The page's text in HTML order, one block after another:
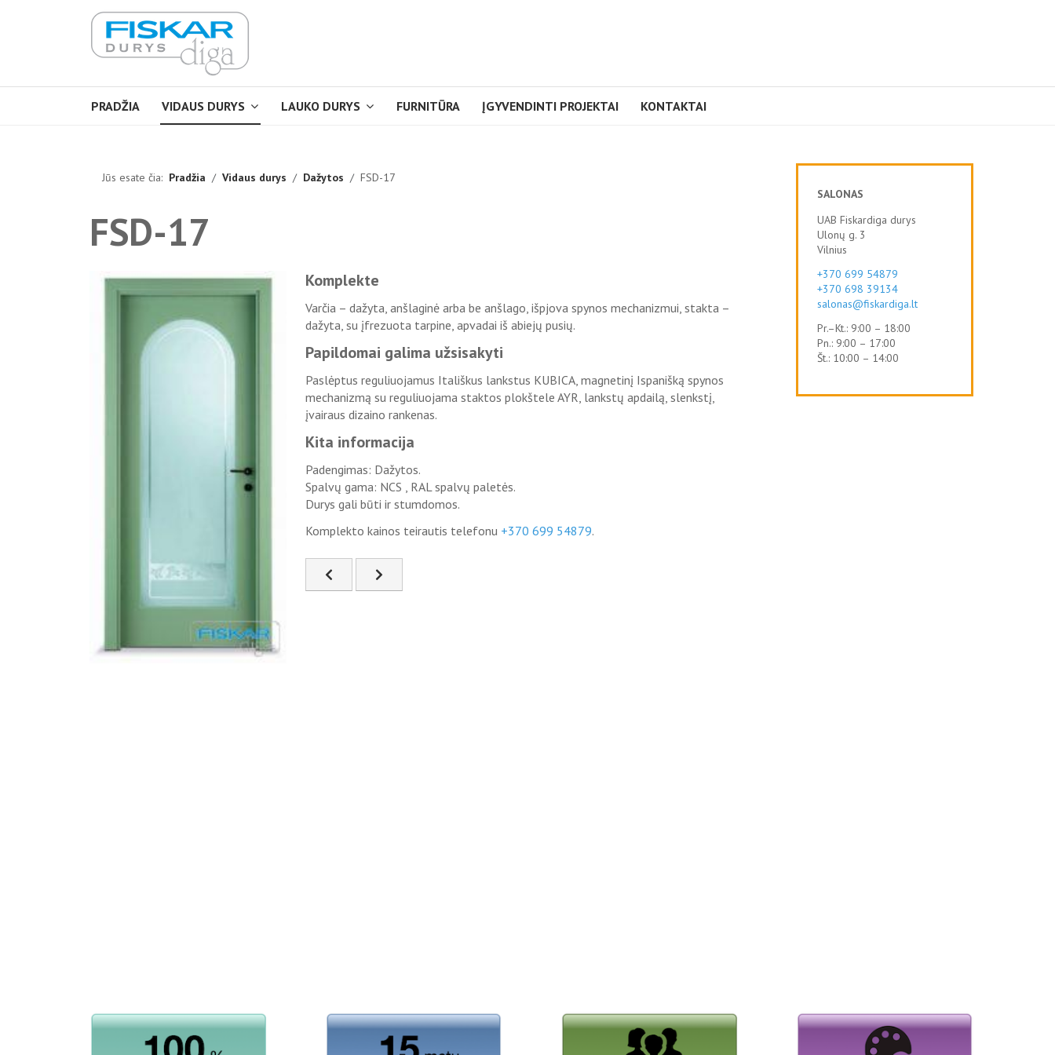
PRADŽIA VIDAUS DURYS LAUKO DURYS FURNITŪRA ĮGYVENDINTI PROJEKTAI KONTAKTAI
Jūs esate čia: Pradžia Vidaus durys Dažytos FSD-17
FSD-17
Komplekte
Varčia – dažyta, anšlaginė arba be anšlago, išpjova spynos mechanizmui, stakta –
dažyta, su įfrezuota tarpine, apvadai iš abiejų pusių.
Papildomai galima užsisakyti
Paslėptus reguliuojamus Itališkus lankstus KUBICA, magnetinį Ispanišką spynos
mechanizmą su reguliuojama staktos plokštele AYR, lankstų apdailą, slenkstį,
įvairaus dizaino rankenas.
Kita informacija
Padengimas: Dažytos.
Spalvų gama: NCS , RAL spalvų paletės.
Durys gali būti ir stumdomos.
Komplekto kainos teirautis telefonu +370 699 54879.
Ankstesnis straipsnis: FSD-16
Kitas straipsnis: FSD-19
SALONAS
UAB Fiskardiga durys
Ulonų g. 3
Vilnius
+370 699 54879
+370 698 39134
salonas@fiskardiga.lt
Pr.–Kt.: 9:00 – 18:00
Pn.: 9:00 – 17:00
Št.: 10:00 – 14:00